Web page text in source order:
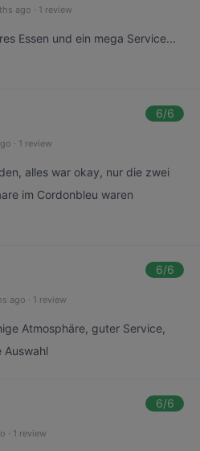
ago · 1 review
Essen und ein mega Service...
6/6
· 1 review
alles war okay, nur die zwei
im Cordonbleu waren
6/6
ago · 1 review
Atmosphäre, guter Service,
Auswahl
6/6
· 1 review